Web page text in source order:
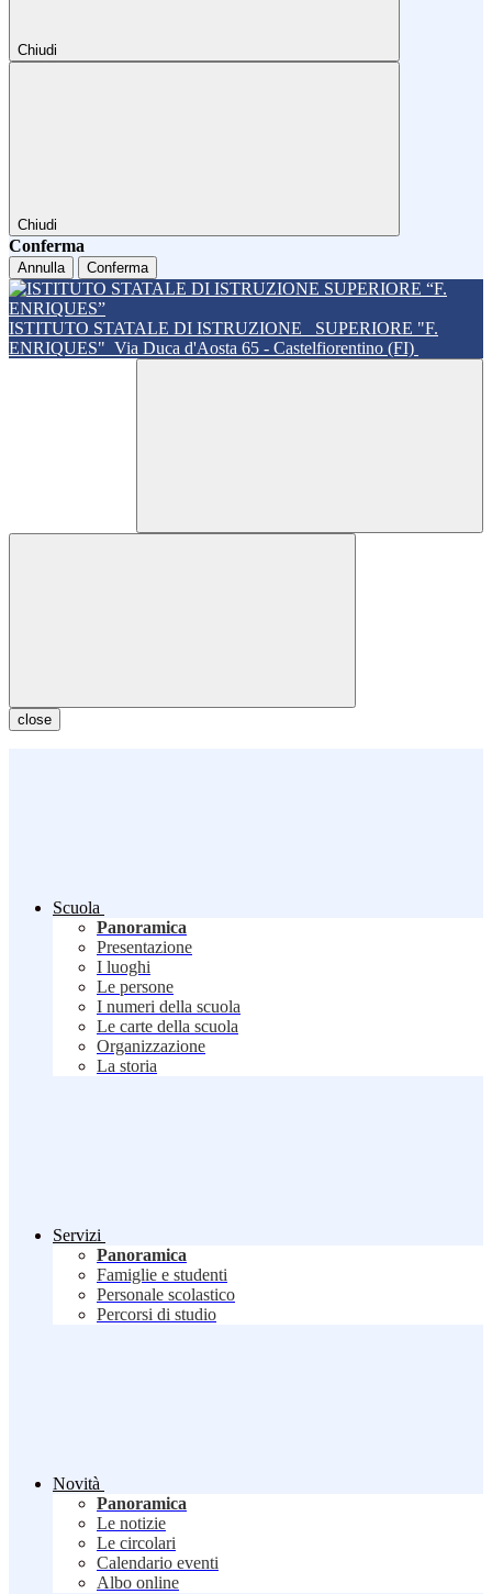
Chiudi
Chiudi
Conferma
Annulla Conferma
ISTITUTO STATALE DI ISTRUZIONE
SUPERIORE "F.
ENRIQUES" Via Duca d'Aosta 65 - Castelfiorentino (FI)
close
Scuola
Panoramica
Presentazione
I luoghi
Le persone
I numeri della scuola
Le carte della scuola
Organizzazione
La storia
Servizi
Panoramica
Famiglie e studenti
Personale scolastico
Percorsi di studio
Novità
Panoramica
Le notizie
Le circolari
Calendario eventi
Albo online